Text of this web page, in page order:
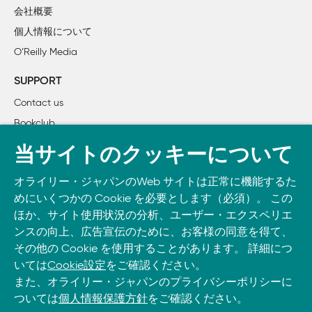
        2.1.5　ビット演算
        2.1.7　文字列
        2.1.8　ブール値
        2.3.1　型推論
        2.3.2　ジェネリック関数
        2.3.3　スコープ
        2.3.4　制御フロー
    2.4　主要な型
        2.4.1　Unit
        2.4.2　組
        2.4.3　リスト
        2.4.4　集計演算子
        2.4.5　オプション
        2.4.6　Printfn
    2.5　F#プログラムの構造
会社概要
個人情報について
O’Reilly Media
SUPPORT
Contact us
Bookclub
書籍注文
Take O’Reilly with you and learn anywhere, anytime on your
phone
and tablet.
当サイトのクッキーについて
オライリー・ジャパンのWeb サイトは正常に機能するた
めにいくつかの Cookie を必要とします（必須）。 この
ほか、サイト使用状況の分析、ユーザー・エクスペリエ
ンスの向上、広告宣伝のために、お客様の同意を得て、
その他の Cookie を使用することがあります。 詳細につ
いてはCookie設定をご確認ください。
また、オライリー・ジャパンのプライバシーポリシーに
ついては個人情報保護方針をご確認ください。